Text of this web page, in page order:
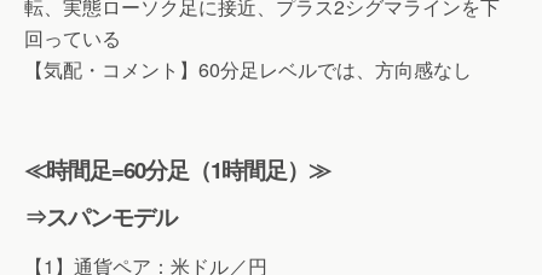
転、実態ローソク足に接近、プラス2シグマラインを下
回っている
【気配・コメント】60分足レベルでは、方向感なし
≪時間足=60分足（1時間足）≫
⇒スパンモデル
【1】通貨ペア：米ドル／円